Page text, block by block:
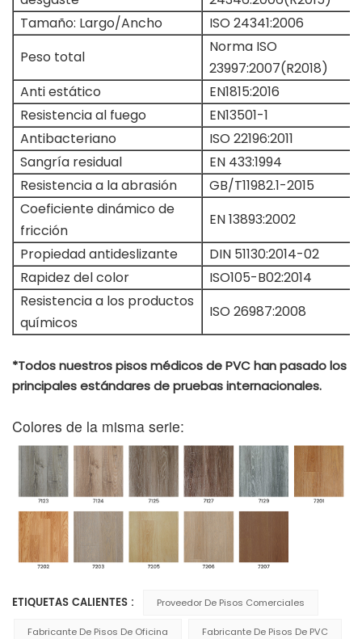
Tamaño: Largo/Ancho
ISO 24341:2006
Peso total
Norma ISO
23997:2007(R2018)
Anti estático
EN1815:2016
Resistencia al fuego
EN13501-1
Antibacteriano
ISO 22196:2011
Sangría residual
EN 433:1994
Resistencia a la abrasión
GB/T11982.1-2015
Coeficiente dinámico de
fricción
EN 13893:2002
Propiedad antideslizante
DIN 51130:2014-02
Rapidez del color
ISO105-B02:2014
Resistencia a los productos
químicos
ISO 26987:2008
*Todos nuestros pisos médicos de PVC han pasado los
principales estándares de pruebas internacionales.
Colores de la misma serie:
ETIQUETAS CALIENTES : Proveedor De Pisos Comerciales
Fabricante De Pisos De Oficina Fabricante De Pisos De PVC